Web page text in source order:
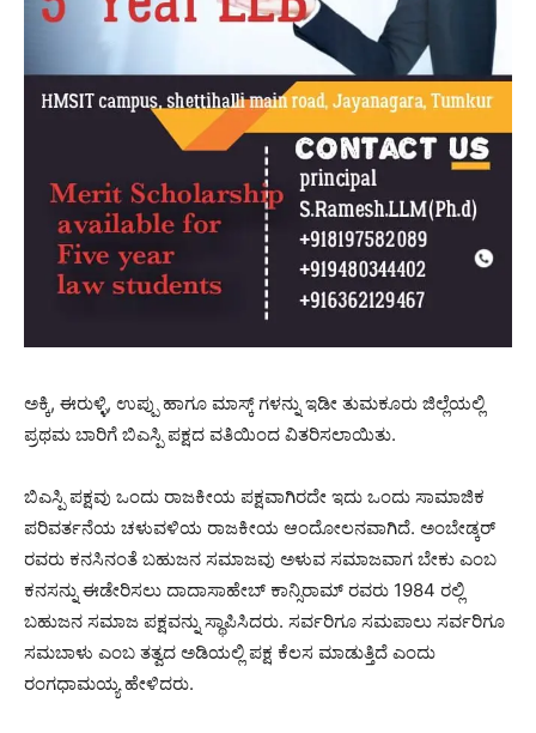
ಅಕ್ಕಿ, ಈರುಳ್ಳಿ, ಉಪ್ಪು ಹಾಗೂ ಮಾಸ್ಕ್ ಗಳನ್ನು ಇಡೀ ತುಮಕೂರು ಜಿಲ್ಲೆಯಲ್ಲಿ
ಪ್ರಥಮ ಬಾರಿಗೆ ಬಿಎಸ್ಪಿ ಪಕ್ಷದ ವತಿಯಿಂದ ವಿತರಿಸಲಾಯಿತು.
ಬಿಎಸ್ಪಿ ಪಕ್ಷವು ಒಂದು ರಾಜಕೀಯ ಪಕ್ಷವಾಗಿರದೇ ಇದು ಒಂದು ಸಾಮಾಜಿಕ
ಪರಿವರ್ತನೆಯ ಚಳುವಳಿಯ ರಾಜಕೀಯ ಆಂದೋಲನವಾಗಿದೆ. ಅಂಬೇಡ್ಕರ್
ರವರು ಕನಸಿನಂತೆ ಬಹುಜನ ಸಮಾಜವು ಅಳುವ ಸಮಾಜವಾಗ ಬೇಕು ಎಂಬ
ಕನಸನ್ನು ಈಡೇರಿಸಲು ದಾದಾಸಾಹೇಬ್ ಕಾನ್ಸಿರಾಮ್ ರವರು 1984 ರಲ್ಲಿ
ಬಹುಜನ ಸಮಾಜ ಪಕ್ಷವನ್ನು ಸ್ಥಾಪಿಸಿದರು. ಸರ್ವರಿಗೂ ಸಮಪಾಲು ಸರ್ವರಿಗೂ
ಸಮಬಾಳು ಎಂಬ ತತ್ವದ ಅಡಿಯಲ್ಲಿ ಪಕ್ಷ ಕೆಲಸ ಮಾಡುತ್ತಿದೆ ಎಂದು
ರಂಗಧಾಮಯ್ಯ ಹೇಳಿದರು.